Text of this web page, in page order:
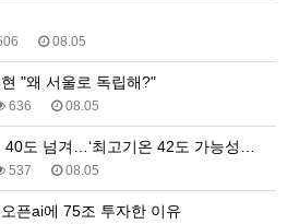
08.05
"왜 서울로 독립해?"
636 08.05
40도 넘겨…‘최고기온 42도 가능성…
537 08.05
픈ai에 75조 투자한 이유